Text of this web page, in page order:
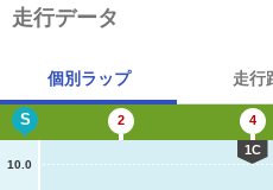
走行データ
個別ラップ 走行
10.0
S 2 4
1C